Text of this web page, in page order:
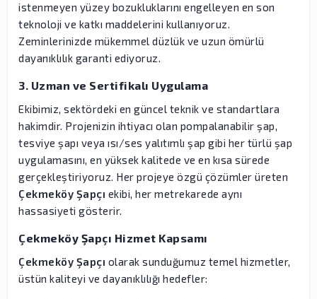
istenmeyen yüzey bozukluklarını engelleyen en son
teknoloji ve katkı maddelerini kullanıyoruz.
Zeminlerinizde mükemmel düzlük ve uzun ömürlü
dayanıklılık garanti ediyoruz.
3. Uzman ve Sertifikalı Uygulama
Ekibimiz, sektördeki en güncel teknik ve standartlara
hakimdir. Projenizin ihtiyacı olan pompalanabilir şap,
tesviye şapı veya ısı/ses yalıtımlı şap gibi her türlü şap
uygulamasını, en yüksek kalitede ve en kısa sürede
gerçekleştiriyoruz. Her projeye özgü çözümler üreten
Çekmeköy Şapçı ekibi, her metrekarede aynı
hassasiyeti gösterir.
Çekmeköy Şapçı Hizmet Kapsamı
Çekmeköy Şapçı olarak sunduğumuz temel hizmetler,
üstün kaliteyi ve dayanıklılığı hedefler: